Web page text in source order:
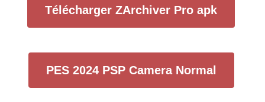
Télécharger ZArchiver Pro apk
PES 2024 PSP Camera Normal